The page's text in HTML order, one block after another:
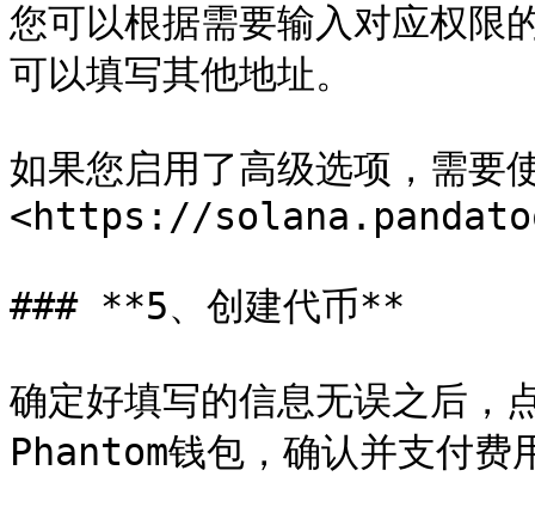
您可以根据需要输入对应权限
可以填写其他地址。
如果您启用了高级选项，需要
<https://
### **5、创建代币**
确定好填写的信息无误之后，
Phantom钱包，确认并支付费